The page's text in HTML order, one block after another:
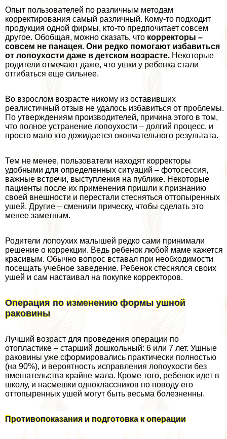
Опыт пользователей по различным методам
корректирования самый различный. Кому-то подходит
продукция одной фирмы, кто-то предпочитает совсем
другое. Обобщая, можно сказать, что корректоры –
совсем не панацея. Они редко помогают избавиться
от лопоухости даже в детском возрасте. Некоторые
родители отмечают даже, что ушки у ребенка стали
отгибаться еще сильнее.
Во взрослом возрасте никому из оставивших
реалистичный отзыв не удалось избавиться от проблемы.
По утверждениям производителей, причина этого в том,
что полное устранение лопоухости – долгий процесс, и
просто мало кто дожидается окончательного результата.
Тем не менее, пользователи находят корректоры
удобными для определенных ситуаций – фотосессия,
важные встречи, выступления на публике. Некоторые
пациенты после их применения пришли к признанию
своей внешности и перестали стесняться оттопыренных
ушей. Другие – сменили прическу, чтобы сделать это
менее заметным.
Родители лопоухих малышей редко сами принимали
решение о коррекции. Ведь ребенок любой маме кажется
красивым. Обычно вопрос вставал при необходимости
посещать учебное заведение. Ребенок стеснялся своих
ушей и сам настаивал на покупке корректоров.
Операция по изменению формы ушной
paковины
Лучший возраст для проведения операции по
отопластике – старший дошкольный: 6 или 7 лет. Ушные
paковины уже сформировались пpaктически полностью
(на 90%), и вероятность исправления лопоухости без
вмешательства крайне мала. Кроме того, ребенок идет в
школу, и насмешки одноклассников по поводу его
оттопыренных ушей могут быть весьма болезненны.
Противопоказания и подготовка к операции